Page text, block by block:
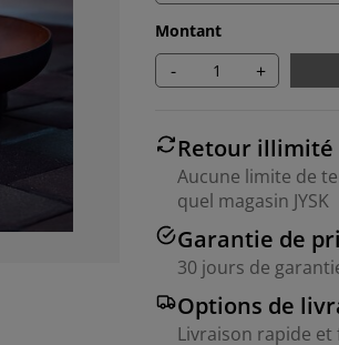
Montant
- +
Retour illimité
Aucune limite de
quel magasin JYSK
Garantie de
30 jours de
Options de
Livraison rapide et